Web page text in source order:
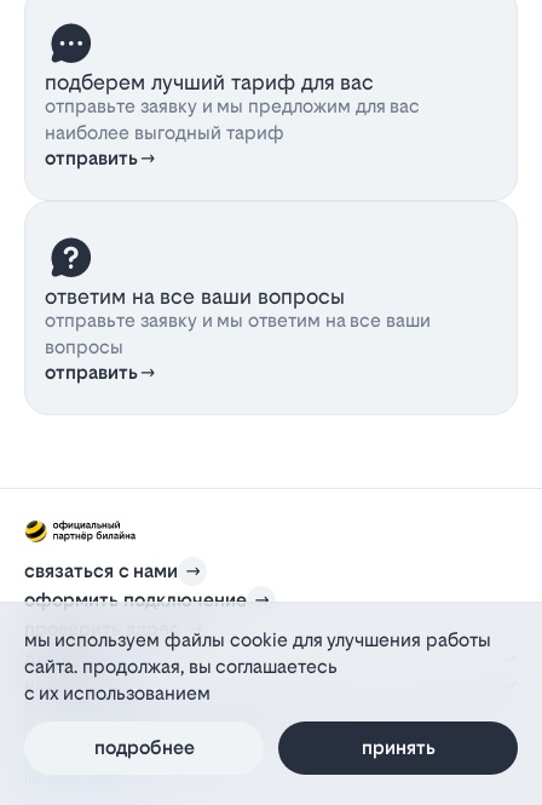
подберем лучший тариф для вас
отправьте заявку и мы предложим для вас
наиболее выгодный тариф
отправить
ответим на все ваши вопросы
отправьте заявку и мы ответим на все ваши
вопросы
отправить
связаться с нами
оформить подключение
проверить адрес
для дома
информация
действующий на основании агентского договора
политика персональных данных
политика конфиденциальности
мы используем файлы cookie для улучшения работы
сайта. продолжая, вы соглашаетесь
с их использованием
подробнее принять